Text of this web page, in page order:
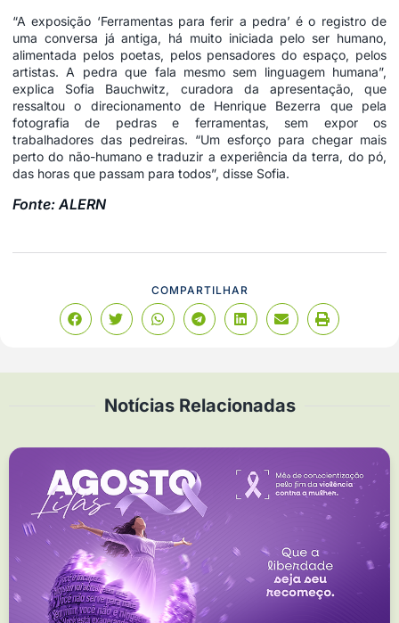
“A exposição ‘Ferramentas para ferir a pedra’ é o registro de
uma conversa já antiga, há muito iniciada pelo ser humano,
alimentada pelos poetas, pelos pensadores do espaço, pelos
artistas. A pedra que fala mesmo sem linguagem humana”,
explica Sofia Bauchwitz, curadora da apresentação, que
ressaltou o direcionamento de Henrique Bezerra que pela
fotografia de pedras e ferramentas, sem expor os
trabalhadores das pedreiras. “Um esforço para chegar mais
perto do não-humano e traduzir a experiência da terra, do pó,
das horas que passam para todos”, disse Sofia.
Fonte: ALERN
COMPARTILHAR
Notícias Relacionadas